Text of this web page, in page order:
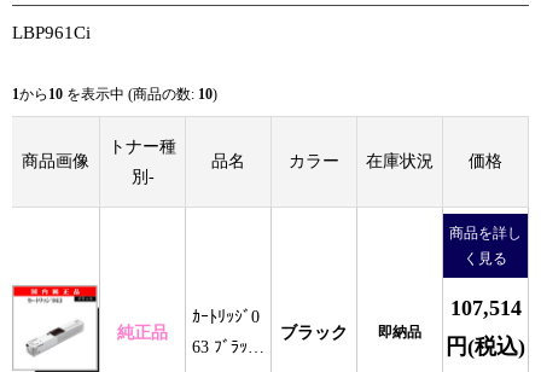
LBP961Ci
1から 10 を表示中 (商品の数: 10)
商品画像
トナー種
別-
品名 カラー 在庫状況 価格
純正品
ｶｰﾄﾘｯｼﾞ0
63 ﾌﾞﾗｯｸ
ブラック 即納品
商品を詳し
く見る
107,514
円(税込)